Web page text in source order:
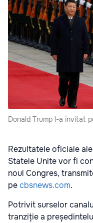
Donald Trump l-a invitat
Rezultatele oficiale
Statele Unite vor fi
noul Congres,
pecbsnews.com.
Potrivit surselor
tranziție a